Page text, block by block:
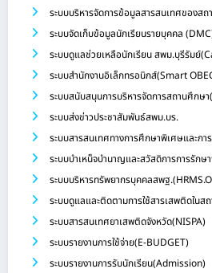
ระบบบริหารจัดการข้อมูลสารสนเทศของส
ระบบจัดเก็บข้อมูลนักเรียนรายบุคคล
ระบบดูแลช่วยเหลือนักเรียน สพม.บุรีรัมย์
ระบบสำนักงานอิเล็กทรอนิกส์(Smart
ระบบสนับสนุนการบริหารจัดการสถานศึกษ
ระบบส่งข่าวประชาสัมพันธ์สพม.บร.
ระบบสารสนเทศทางการศึกษาพิเศษและกา
ระบบบำเหน็จบำนาญและสวัสดิการการรัก
ระบบบริหารทรัพยากรบุคคลสพฐ
ระบบดูแลและติดตามการใช้สารเสพติดในส
ระบบสารสนเทศยาเสพติดจังหวัด(NISPA)
ระบบรายงานการใช้จ่าย(E-BUDGET)
ระบบรายงานการรับนักเรียน(Admission)